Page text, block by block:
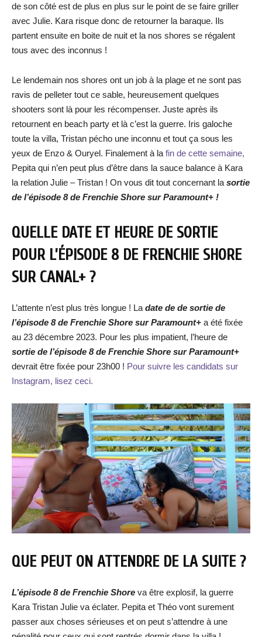
de son côté est de plus en plus sur le point de se faire griller
avec Julie. Kara risque donc de retourner la baraque. Ils
partent ensuite en boite de nuit et la nos shores se régalent
tous avec des inconnus !
Le lendemain nos shores ont un job à la plage et ne sont pas
ravis de pelleter tout ce sable, heureusement quelques
shooters sont là pour les récompenser. Juste après ils
retournent en beach party et là c’est la guerre. Iris galoche
toute la villa, Tristan pécho une inconnu et tout ça sous les
yeux de Enzo & Ouryel. Finalement à la fin de cette semaine,
Pepita qui n’en peut plus d’être dans la sauce balance à Kara
la relation Julie – Tristan ! On vous dit tout concernant la sortie
de l’épisode 8 de Frenchie Shore sur Paramount+ !
QUELLE DATE ET HEURE DE SORTIE
POUR L’ÉPISODE 8 DE FRENCHIE SHORE
SUR CANAL+ ?
L’attente n’est plus très longue ! La date de de sortie de
l’épisode 8 de Frenchie Shore sur Paramount+ a été fixée
au 23 décembre 2023. Pour les plus impatient, l’heure de
sortie de l’épisode 8de Frenchie Shore sur Paramount+
devrait être fixée pour 23h00 ! Pour suivre les candidats sur
Instagram, lisez ceci.
QUE PEUT ON ATTENDRE DE LA SUITE ?
L’épisode 8de Frenchie Shore va être explosif, la guerre
Kara Tristan Julie va éclater. Pepita et Théo vont surement
passer aux choses sérieuses et on peut s’attendre à une